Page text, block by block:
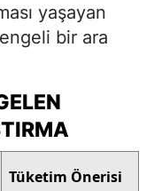
yaşayan
bir ara
Tüketim Önerisi